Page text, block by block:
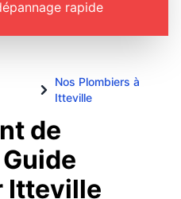
rapide
Nos Plombiers à
Itteville
de
Itteville